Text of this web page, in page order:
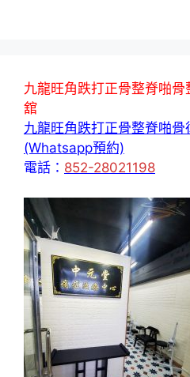
九龍旺角跌打正骨整脊啪
舘
九龍旺角跌打正骨整脊啪
(Whatsapp預約)
電話： 852-28021198